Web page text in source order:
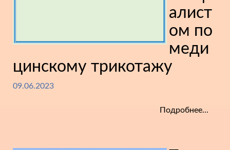
алист
ом по
меди
цинскому трикотажу
09.06.2023
Подробнее...